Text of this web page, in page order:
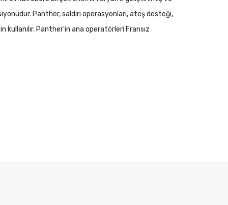
Panther, saldırı operasyonları, ateş desteği,
Panther'in ana operatörleri Fransız